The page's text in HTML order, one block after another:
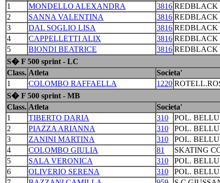
1
MONDELLO ALEXANDRA 3816 REDBLACK
2
SANNA VALENTINA 3816 REDBLACK
3
DAL SOGLIO LISA 3816 REDBLACK
4
CAPPELLETTI ALIX 3816 REDBLACK
5
BIONDI BEATRICE 3816 REDBLACK
S� F 500 sprint - LC
Class. Atleta
Societa'
1
COLOMBO RAFFAELLA 1220
S� F 500 sprint - MB
Class. Atleta
Societa'
1
TIBERTO DARIA 310
POL.
2
PIAZZA ARIANNA 310
POL.
3
ZANINI MARTINA 310
POL.
4
COLOMBO GIULIA 81
SKATING
5
SALA VERONICA 310
POL.
6
OLIVERIO SERENA 310
POL.